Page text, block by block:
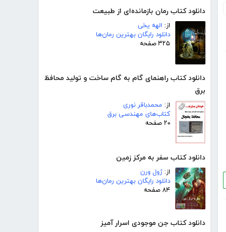
دانلود کتاب رمان بازمانده‌ای از طبیعت
از: الهه یخی
دانلود رایگان بهترین رمان‌ها
۳۲۵ صفحه
دانلود کتاب راهنمای گام به گام ساخت و تولید محافظ
برق
از: محمدباقر نوری
کتاب‌های مهندسی برق
۲۰ صفحه
دانلود کتاب سفر به مرکز زمین
از:ژول ورن
دانلود رایگان بهترین رمان‌ها
۸۴ صفحه
دانلود کتاب جن موجودی اسرار آمیز